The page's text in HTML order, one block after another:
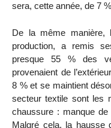
sera, cette année, de 7
De la même manière,
production, a remis
presque 55 % des
provenaient de
8 % et se maintient
secteur textile sont les
chaussure : manque
Malgré cela, la hausse